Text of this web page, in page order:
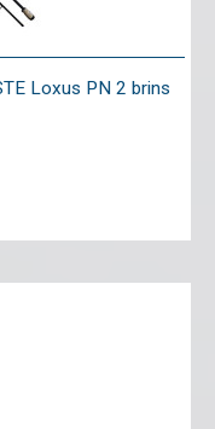
Loxus PN 2 brins